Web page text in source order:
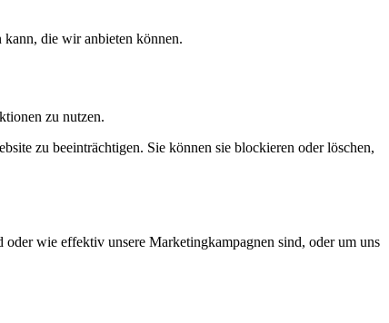
die wir anbieten können.
zu nutzen.
zu beeinträchtigen. Sie können sie blockieren oder löschen,
wie effektiv unsere Marketingkampagnen sind, oder um uns